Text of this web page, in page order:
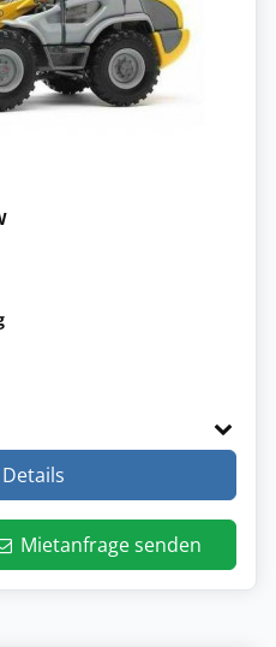
Mietanfrage senden